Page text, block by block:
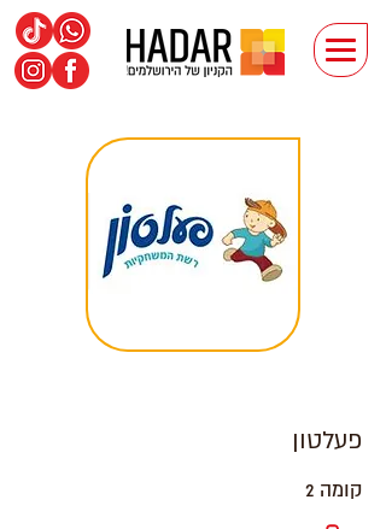
פעלטון
קומה 2